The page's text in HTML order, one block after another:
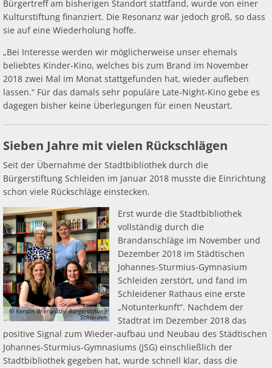
Bürgertreff am bisherigen Standort stattfand, wurde von einer
Kulturstiftung finanziert. Die Resonanz war jedoch groß, so dass
sie auf eine Wiederholung hoffe.
„Bei Interesse werden wir möglicherweise unser ehemals
beliebtes Kinder-Kino, welches bis zum Brand im November
2018 zwei Mal im Monat stattgefunden hat, wieder aufleben
lassen.“ Für das damals sehr populäre Late-Night-Kino gebe es
dagegen bisher keine Überlegungen für einen Neustart.
Sieben Jahre mit vielen Rückschlägen
Seit der Übernahme der Stadtbibliothek durch die
Bürgerstiftung Schleiden im Januar 2018 musste die Einrichtung
schon viele Rückschläge einstecken.
© Kerstin Wielspütz / Bürgerstiftung
Schleiden
Erst wurde die Stadtbibliothek
vollständig durch die
Brandanschläge im November und
Dezember 2018 im Städtischen
Johannes-Sturmius-Gymnasium
Schleiden zerstört, und fand im
Schleidener Rathaus eine erste
„Notunterkunft“. Nachdem der
Stadtrat im Dezember 2018 das
positive Signal zum Wieder-aufbau und Neubau des Städtischen
Johannes-Sturmius-Gymnasiums (JSG) einschließlich der
Stadtbibliothek gegeben hat, wurde schnell klar, dass die